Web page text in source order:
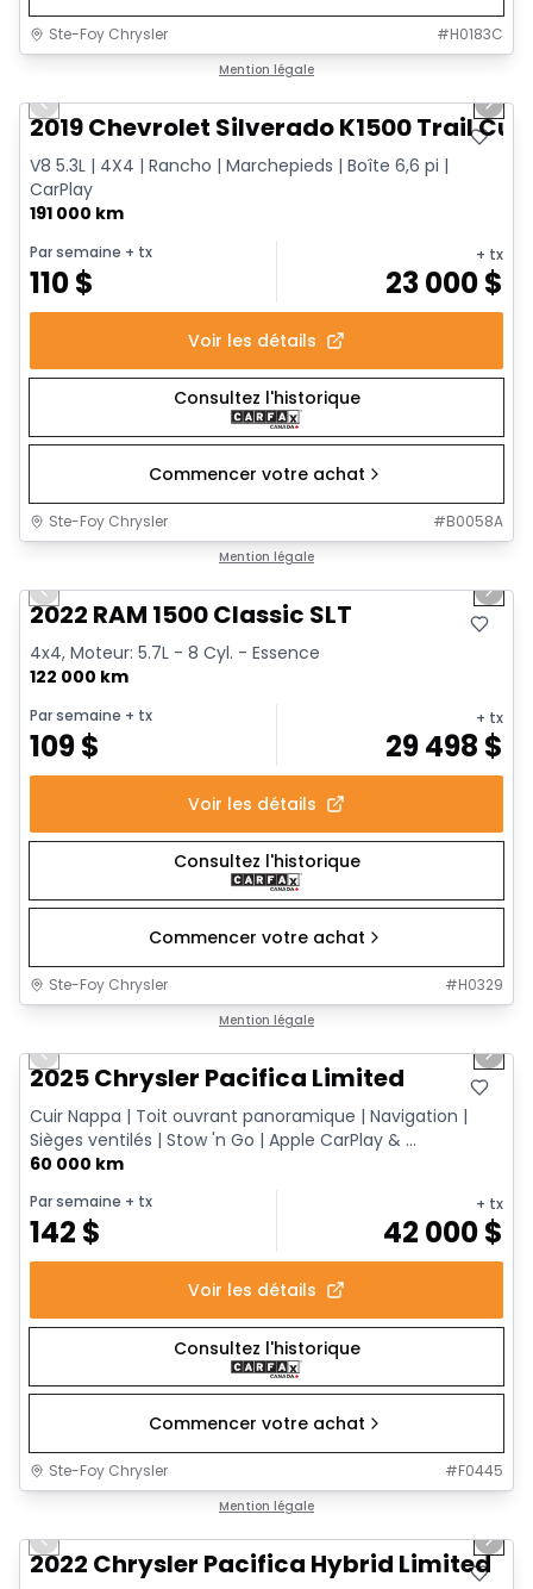
Ste-Foy Chrysler #H0183C
Mention légale
Previous slide Next
2019 Chevrolet Silverado K1500 Trail
V8 5.3L | 4X4 | Rancho | Marchepieds | Boîte 6,6 pi |
CarPlay
191 000 km
Par semaine + tx
110$
+ tx
23 000$
Voir les détails
Consultez l'historique
Commencer votre achat
Ste-Foy Chrysler #B0058A
Mention légale
Previous slide Next
2022 RAM 1500 Classic SLT
4x4, Moteur: 5.7L - 8 Cyl. - Essence
122 000 km
Par semaine + tx
109$
+ tx
29 498 $
Voir les détails
Consultez l'historique
Commencer votre achat
Ste-Foy Chrysler #H0329
Mention légale
Previous slide Next
2025 Chrysler Pacifica Limited
Cuir Nappa | Toit ouvrant panoramique | Navigation |
Sièges ventilés | Stow 'n Go | Apple CarPlay & ...
60 000 km
Par semaine + tx
142 $
+ tx
42 000$
Voir les détails
Consultez l'historique
Commencer votre achat
Ste-Foy Chrysler #F0445
Mention légale
Previous slide Next
2022 Chrysler Pacifica Hybrid Limited